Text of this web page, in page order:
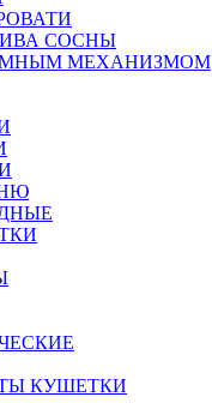
СОСНЫ
МЕХАНИЗМОМ
КУШЕТКИ